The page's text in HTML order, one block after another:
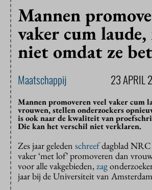
Mannen
vaker cum laude,
niet omdat ze
Maatschappij 23 APRIL
Mannen promoveren veel vaker cum
vrouwen, stellen onderzoekers
is ook naar de kwaliteit van
Die kan het verschil niet verklaren.
Zes jaar geleden schreefdagblad
vaker ‘met lof’ promoveren dan
voor alle vakgebieden,zag
jaar bij de Universiteit van